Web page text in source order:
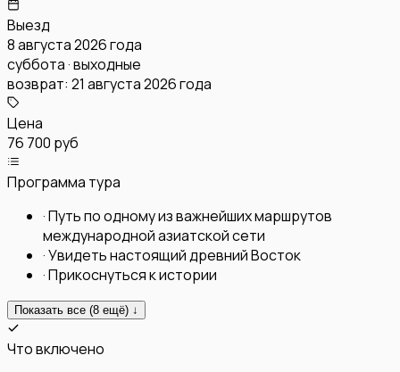
Выезд
8 августа 2026 года
суббота · выходные
возврат: 21 августа 2026 года
Цена
76 700 руб
Программа тура
·Путь по одному из важнейших маршрутов
международной азиатской сети
·Увидеть настоящий древний Восток
·Прикоснуться к истории
Показать все (8 ещё) ↓
Что включено